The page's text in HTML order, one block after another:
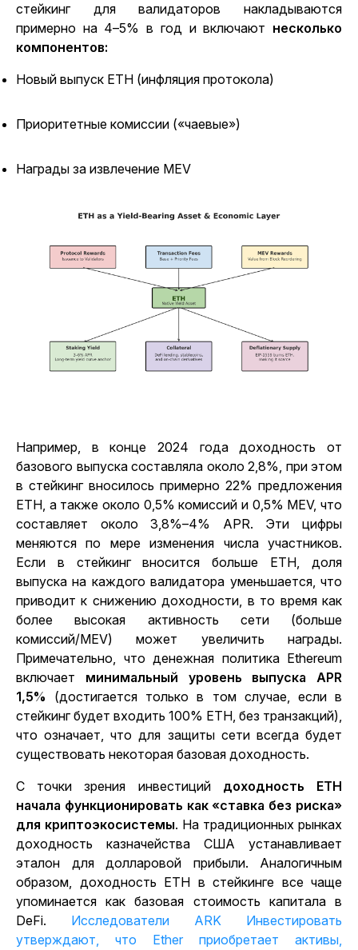
стейкинг для валидаторов накладываются
примерно на 4–5% в год и включают несколько
компонентов:
Новый выпуск ETH (инфляция протокола)
Приоритетные комиссии («чаевые»)
Награды за извлечение MEV
Например, в конце 2024 года доходность от
базового выпуска составляла около 2,8%, при этом
в стейкинг вносилось примерно 22% предложения
ETH, а также около 0,5% комиссий и 0,5% MEV, что
составляет около 3,8%–4% APR. Эти цифры
меняются по мере изменения числа участников.
Если в стейкинг вносится больше ETH, доля
выпуска на каждого валидатора уменьшается, что
приводит к снижению доходности, в то время как
более высокая активность сети (больше
комиссий/MEV) может увеличить награды.
Примечательно, что денежная политика Ethereum
включает минимальный уровень выпуска APR
1,5% (достигается только в том случае, если в
стейкинг будет входить 100% ETH, без транзакций),
что означает, что для защиты сети всегда будет
существовать некоторая базовая доходность.
С точки зрения инвестиций доходность ETH
начала функционировать как «ставка без риска»
для криптоэкосистемы. На традиционных рынках
доходность казначейства США устанавливает
эталон для долларовой прибыли. Аналогичным
образом, доходность ETH в стейкинге все чаще
упоминается как базовая стоимость капитала в
DeFi. Исследователи ARK Инвестировать
утверждают, что Ether приобретает активы,